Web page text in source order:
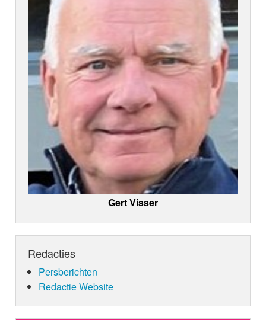
Gert Visser
Redacties
Persberichten
Redactie Website